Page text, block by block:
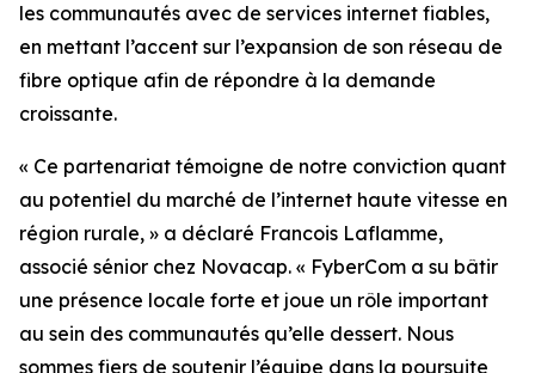
les communautés avec de services internet fiables,
en mettant l’accent sur l’expansion de son réseau de
fibre optique afin de répondre à la demande
croissante.
« Ce partenariat témoigne de notre conviction quant
au potentiel du marché de l’internet haute vitesse en
région rurale, » a déclaré Francois Laflamme,
associé sénior chez Novacap. « FyberCom a su bâtir
une présence locale forte et joue un rôle important
au sein des communautés qu’elle dessert. Nous
sommes fiers de soutenir l’équipe dans la poursuite